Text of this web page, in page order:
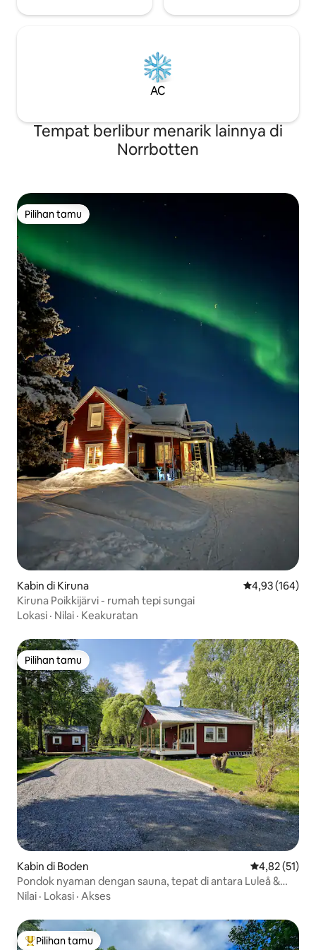
AC
Tempat berlibur menarik lainnya di
Norrbotten
Pilihan tamu
Pilihan tamu
Kabin di Kiruna Nilai rata-rata
4,93 (164)
Kiruna Poikkijärvi - rumah tepi sungai
Lokasi · Nilai · Keakuratan
Pilihan tamu
Pilihan tamu
Kabin di Boden Nilai rata-
4,82 (51)
Pondok nyaman dengan sauna, tepat di antara Luleå &
Boden
Nilai · Lokasi · Akses
Pilihan tamu terpopuler
Pilihan tamu